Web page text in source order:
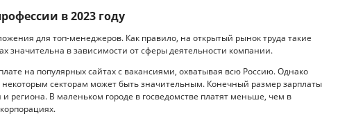
в 2023 году
для топ-менеджеров. Как правило, на открытый рынок труда такие
значительна в зависимости от сферы деятельности компании.
на популярных сайтах с вакансиями, охватывая всю Россию. Однако
некоторым секторам может быть значительным. Конечный размер зарплаты
региона. В маленьком городе в госведомстве платят меньше, чем в